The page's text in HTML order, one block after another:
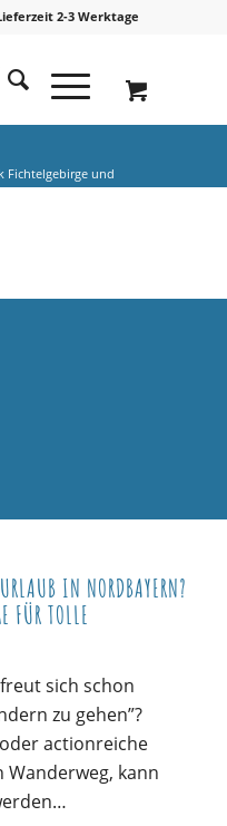
2-3 Werktage
Fichtelgebirge und
IN NORDBAYERN?
FÜR TOLLE
sich schon
zu gehen”?
actionreiche
Wanderweg, kann